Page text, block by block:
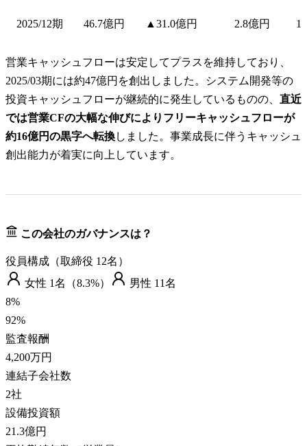
2025/12期 46.7億円 ▲31.0億円 2.8億円
営業キャッシュフローは安定してプラスを維持しており、
2025/03期には約47億円を創出しました。システム開発等の
投資キャッシュフローが継続的に発生しているものの、 直近
では営業CFの大幅な伸びによりフリーキャッシュフローが
約16億円の黒字へ転換しました。事業成長に伴うキャッシュ
創出能力が着実に向上しています。
この会社のガバナンスは？
役員構成（取締役 12名）
女性 1名（8.3%） 男性 11名
8%
92%
監査報酬
4,200万円
連結子会社数
2社
設備投資額
21.3億円